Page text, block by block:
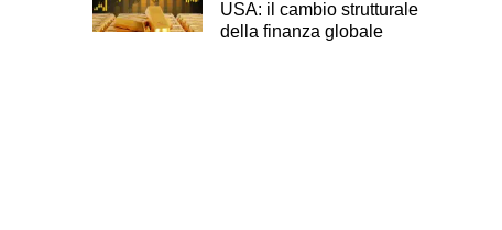
USA: il cambio strutturale
della finanza globale